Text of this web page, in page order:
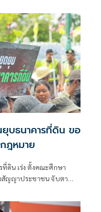
าลนี้มีเสถียรภาพและ
บธนาคารที่ดิน ขอ
ฎหมาย
ดิน เร่ง ตั้งคณะศึกษา
สัญญาประชาชน จับตา